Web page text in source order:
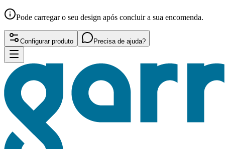
Pode carregar o seu design após concluir a sua encomenda.
Configurar produto Precisa de ajuda?